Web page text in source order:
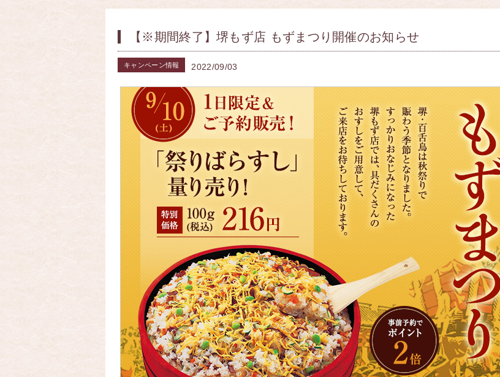
【※期間終了】堺もず店 もずまつり開催のお知らせ
キャンペーン情報 2022/09/03